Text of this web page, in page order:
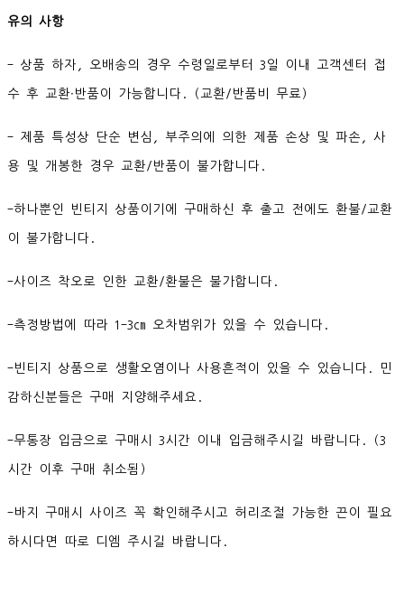
유의 사항
- 상품 하자, 오배송의 경우 수령일로부터 3일 이내 고객센터 접
수 후 교환∙반품이 가능합니다. (교환/반품비 무료)
- 제품 특성상 단순 변심, 부주의에 의한 제품 손상 및 파손, 사
용 및 개봉한 경우 교환/반품이 불가합니다.
-하나뿐인 빈티지 상품이기에 구매하신 후 출고 전에도 환불/교환
이 불가합니다.
-사이즈 착오로 인한 교환/환불은 불가합니다.
-측정방법에 따라 1-3cm 오차범위가 있을 수 있습니다.
-빈티지 상품으로 생활오염이나 사용흔적이 있을 수 있습니다. 민
감하신분들은 구매 지양해주세요.
-무통장 입금으로 구매시 3시간 이내 입금해주시길 바랍니다. (3
시간 이후 구매 취소됨)
-바지 구매시 사이즈 꼭 확인해주시고 허리조절 가능한 끈이 필요
하시다면 따로 디엠 주시길 바랍니다.